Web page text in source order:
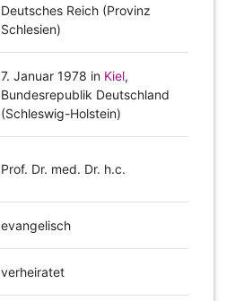
Deutsches Reich (Provinz
Schlesien)
7. Januar 1978 in Kiel,
Bundesrepublik Deutschland
(Schleswig-Holstein)
Prof. Dr. med. Dr. h.c.
evangelisch
verheiratet